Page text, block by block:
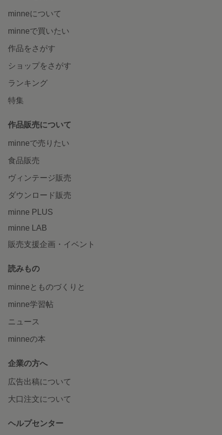
minneについて
minneで買いたい
作品をさがす
ショップをさがす
ランキング
特集
作品販売について
minneで売りたい
食品販売
ヴィンテージ販売
ダウンロード販売
minne PLUS
minne LAB
販売支援企画・イベント
読みもの
minneとものづくりと
minne学習帖
ニュース
minneの本
企業の方へ
広告出稿について
大口注文について
ヘルプセンター